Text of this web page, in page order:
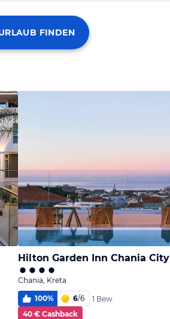
Hilton Garden Inn Chania City
Chania, Kreta
100% 6/6
1 Bew.
40 € Cashback